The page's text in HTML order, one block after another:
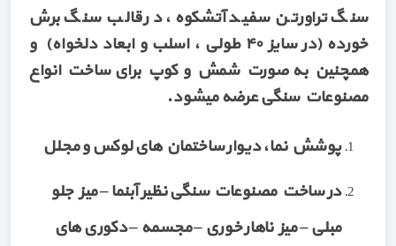
سنگ تراورتن سفید آتشکوه، در قالب سنگ برش
خورده (در سایز ۴۰ طولی ، اسلب و ابعاد دلخواه) و
همچنین به صورت شمش و کوپ برای ساخت انواع
مصنوعات سنگی عرضه میشود.
پوشش نما، دیوار ساختمان های لوکس و مجلل
در ساخت مصنوعات سنگی نظیر آبنما – میز جلو
مبلی – میز ناهار خوری – مجسمه – دکوری های